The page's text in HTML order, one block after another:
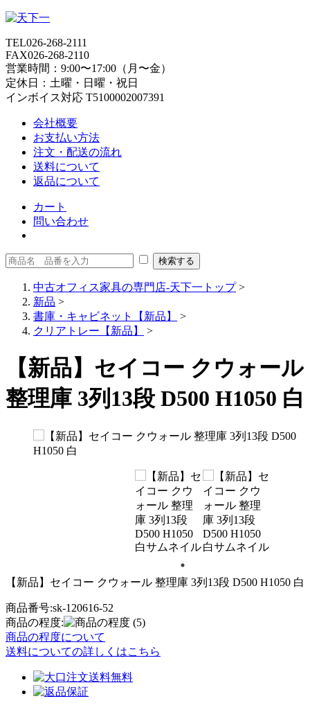
TEL026-268-2111
FAX026-268-2110
営業時間：9:00〜17:00（月〜金）
定休日：土曜・日曜・祝日
インボイス対応 T5100002007391
会社概要
お支払い方法
注文・配送の流れ
送料について
返品について
カート
問い合わせ
中古オフィス家具の専門店-天下一トップ>
新品 >
書庫・キャビネット【新品】
>
クリアトレー【新品】
>
【新品】セイコー クウォール
整理庫 3列13段 D500 H1050 白
【新品】セイコー クウォール 整理庫 3列13段 D500 H1050 白
商品番号:sk-120616-52
商品の程度:
(5)
商品の程度について
送料についての詳しくはこちら